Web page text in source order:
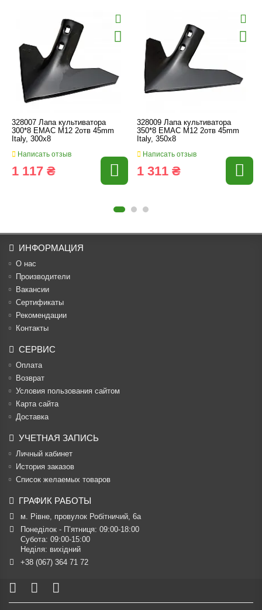
328007 Лапа культиватора
300*8 EMAC M12 2отв 45mm
Italy, 300x8
Написать отзыв
1 117 ₴
328009 Лапа культиватора
350*8 EMAC M12 2отв 45mm
Italy, 350x8
Написать отзыв
1 311 ₴
ИНФОРМАЦИЯ
О нас
Производители
Вакансии
Cертификаты
Рекомендации
Контакты
СЕРВИС
Оплата
Возврат
Условия пользования сайтом
Карта сайта
Доставка
УЧЕТНАЯ ЗАПИСЬ
Личный кабинет
История заказов
Список желаемых товаров
ГРАФИК РАБОТЫ
м. Рівне, провулок Робітничий, 6а
Понеділок - П’ятниця: 09:00-18:00
Субота: 09:00-15:00
Неділя: вихідний
+38 (067) 364 71 72